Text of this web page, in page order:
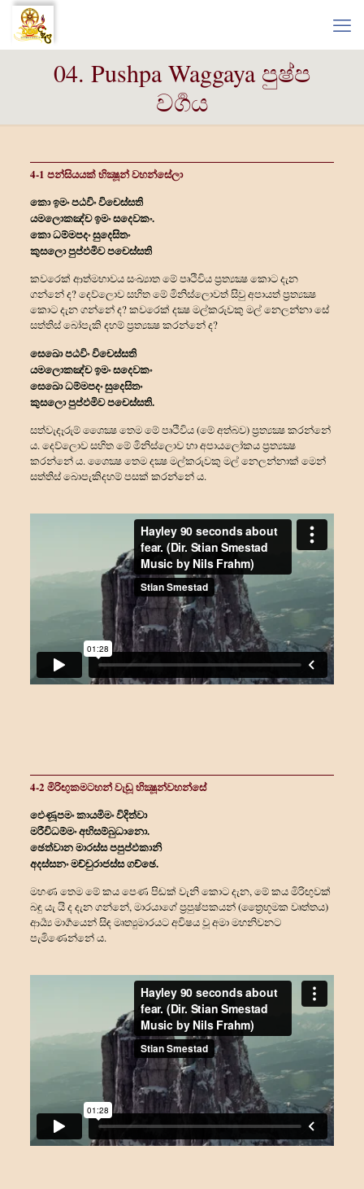
04. Pushpa Waggaya පුෂ්ප
වර්‍ගය
4-1 පන්සියයක් භික්‍ෂූන් වහන්සේලා
කො ඉමං පඨවිං විචෙස්සති
යමලොකඤ්ච ඉමං සදෙවකං.
කො ධම්මපදං සුදෙසිතං
කුසලො පුප්ඵමිව පචෙස්සති
කවරෙක් ආත්මභාවය සංඛ්‍යාත මේ පෘථිවිය ප්‍රත්‍යක්‍ෂ කොට දැන
ගන්නේ ද? දෙව්ලොව සහිත මේ මිනිස්ලොවත් සිවු අපායත් ප්‍රත්‍යක්‍ෂ
කොට දැන ගන්නේ ද? කවරෙක් දක්‍ෂ මල්කරුවකු මල් නෙලන්නා සේ
සත්තිස් බෝපැකි දහම් ප්‍රත්‍යක්‍ෂ කරන්නේ ද?
සෙඛො පඨවිං විචෙස්සති
යමලොකඤ්ච ඉමං සදෙවකං
සෙඛො ධම්මපදං සුදෙසිතං
කුසලො පුප්ඵමිව පචෙස්සති.
සත්වැදෑරුම් ශෛක්‍ෂ තෙම මේ පෘථිවිය (මේ අත්බව) ප්‍රත්‍යක්‍ෂ කරන්නේ
ය. දෙව්ලොව සහිත මේ මිනිස්ලොව හා අපායලෝකය ප්‍රත්‍යක්‍ෂ
කරන්නේ ය. ශෛක්‍ෂ තෙම දක්‍ෂ මල්කරුවකු මල් නෙලන්නාක් මෙන්
සත්තිස් බොපැකිදහම් පසක් කරන්නේ ය.
4-2 මිරිඟුකමටහන් වැඩූ භික්‍ෂූන්වහන්සේ
ඵෙණූපමං කායමිමං විදිත්‍වා
මරීචිධම්මං අභිසම්බුධානො.
ඡෙත්‍වාන මාරස්ස පපුප්ඵකානි
අදස්සනං මච්චුරාජස්ස ගච්ඡෙ.
මහණ තෙම මේ කය පෙණ පිඬක් වැනි කොට දැන, මේ කය මිරිඟුවක්
බඳු යැ යි ද දැන ගන්නේ, මාරයාගේ ප්‍රපුෂ්පකයන් (ත්‍රෛභූමක වෘත්තය)
ආර්‍ය්‍ය මාර්‍ගයෙන් සිඳ මෘත්‍යුමාරයට අවිෂය වූ අමා මහනිවනට
පැමිණෙන්නේ ය.